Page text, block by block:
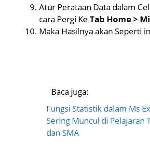
Atur Perataan Data dalam
cara Pergi Ke Tab Home >
Maka Hasilnya akan Seperti
Baca juga:
Fungsi Statistik dalam Ms
Sering Muncul di Pelajaran
dan SMA